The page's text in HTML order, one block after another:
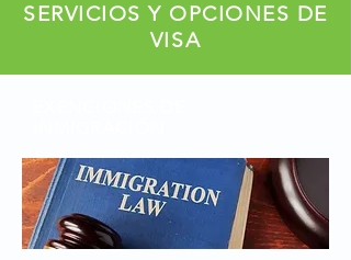
SERVICIOS Y OPCIONES DE
VISA